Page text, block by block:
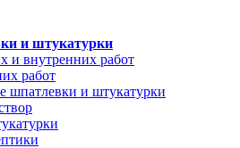
и штукатурки
и внутренних работ
работ
шпатлевки и штукатурки